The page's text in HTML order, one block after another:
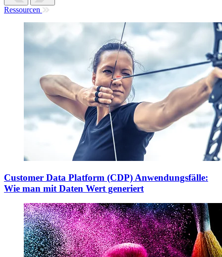
Ressourcen
Customer Data Platform (CDP) Anwendungsfälle:
Wie man mit Daten Wert generiert